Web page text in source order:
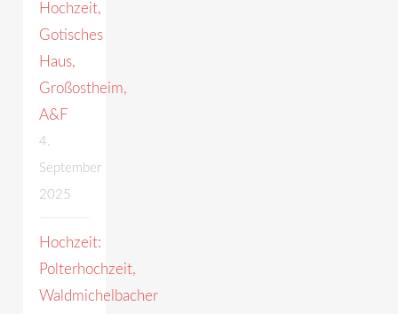
Hochzeit,
Gotisches
Haus,
Großostheim,
A&F
4.
September
2025
Hochzeit:
Polterhochzeit,
Waldmichelbacher